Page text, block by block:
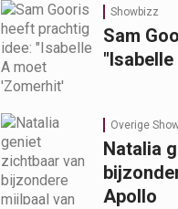
Showbizz
Sam
Overige
Natalia
Apollo